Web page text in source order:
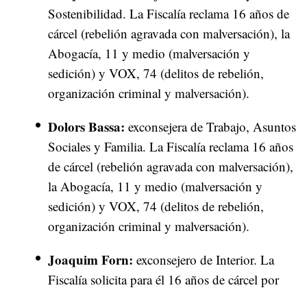
Sostenibilidad. La Fiscalía reclama 16 años de
cárcel (rebelión agravada con malversación), la
Abogacía, 11 y medio (malversación y
sedición) y VOX, 74 (delitos de rebelión,
organización criminal y malversación).
Dolors Bassa: exconsejera de Trabajo, Asuntos
Sociales y Familia. La Fiscalía reclama 16 años
de cárcel (rebelión agravada con malversación),
la Abogacía, 11 y medio (malversación y
sedición) y VOX, 74 (delitos de rebelión,
organización criminal y malversación).
Joaquim Forn: exconsejero de Interior. La
Fiscalía solicita para él 16 años de cárcel por